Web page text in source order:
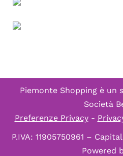
Piemonte Shopping è un
Società
Preferenze Privacy-
P.IVA: 11905750961 –
Powered